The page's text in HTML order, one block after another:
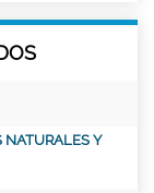
NATURALES Y